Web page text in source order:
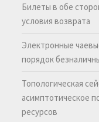
Билеты в обе
условия возврата
Электронные
порядок
Топологическая
асимптотическое
ресурсов